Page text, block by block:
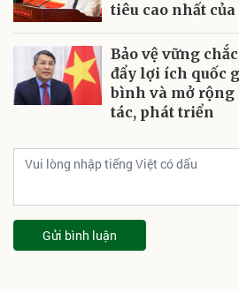
tiêu cao nhất
Bảo vệ vững
đẩy lợi ích quốc
bình và mở
tác, phát triển
Gửi bình luận